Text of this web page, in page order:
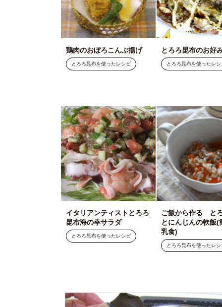
鶏肉のおぼろこんぶ揚げ
とろろ昆布を使ったレシピ
とろろ昆布のお好
とろろ昆布を使ったレシ
イタリアンティストとろろ
昆布海の幸サラダ
とろろ昆布を使ったレシピ
ご飯から作る と
とにんじんの軟飯(
乳食)
とろろ昆布を使ったレシ